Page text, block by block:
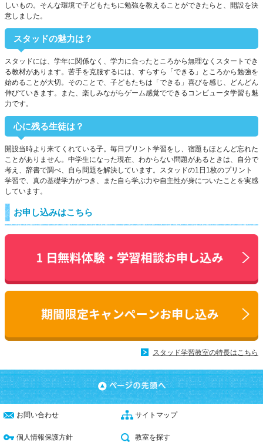
しいもの。そんな環境で子どもたちに勉強を教えることができたらと、開設を決
意しました。
スタッドの魅力は？
スタッドには、学年に関係なく、学力に合ったところから無理なくスタートでき
る教材があります。苦手を克服するには、すらすら「できる」ところから勉強を
始めることが大切。そのことで、子どもたちは「できる」喜びを感じ、どんどん
伸びていきます。また、楽しみながらゲーム感覚でできるコンピュータ学習も魅
力です。
心に残る生徒は？
開設当時より来てくれている子。毎日プリント学習をし、宿題もほとんど忘れた
ことがありません。中学生になった現在、わからない問題があるときは、自分で
考え、辞書で調べ、自ら問題を解決しています。スタッドの1日1枚のプリント
学習で、真の基礎学力がつき、また自ら学ぶ力や自主性が身についたことを実感
しています。
お申し込みはこちら
スタッド学習教室の特長はこちら
お問い合わせ サイトマップ
個人情報保護方針 教室を探す